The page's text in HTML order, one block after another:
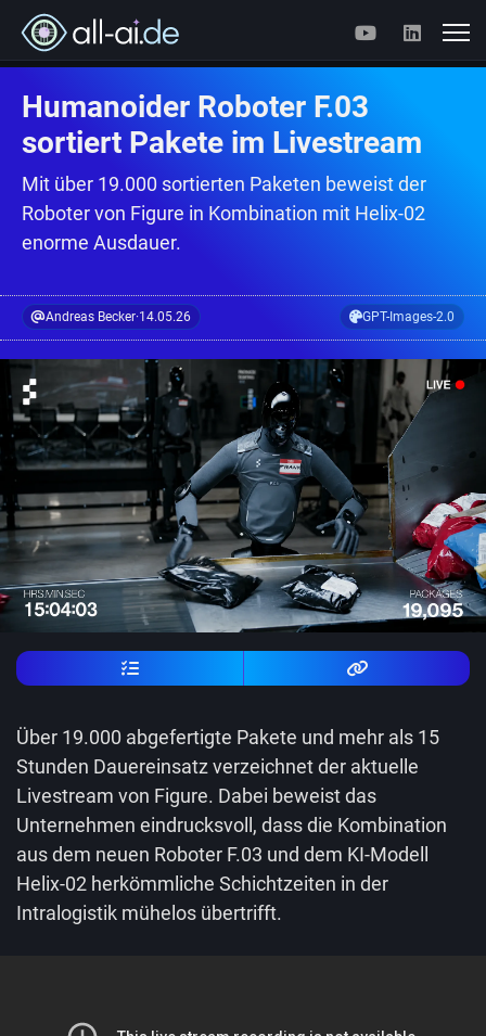
Humanoider Roboter F.03
sortiert Pakete im Livestream
Mit über 19.000 sortierten Paketen beweist der
Roboter von Figure in Kombination mit Helix-02
enorme Ausdauer.
Andreas Becker·14.05.26 GPT-Images-2.0
Über 19.000 abgefertigte Pakete und mehr als 15
Stunden Dauereinsatz verzeichnet der aktuelle
Livestream von Figure. Dabei beweist das
Unternehmen eindrucksvoll, dass die Kombination
aus dem neuen Roboter F.03 und dem KI-Modell
Helix-02 herkömmliche Schichtzeiten in der
Intralogistik mühelos übertrifft.